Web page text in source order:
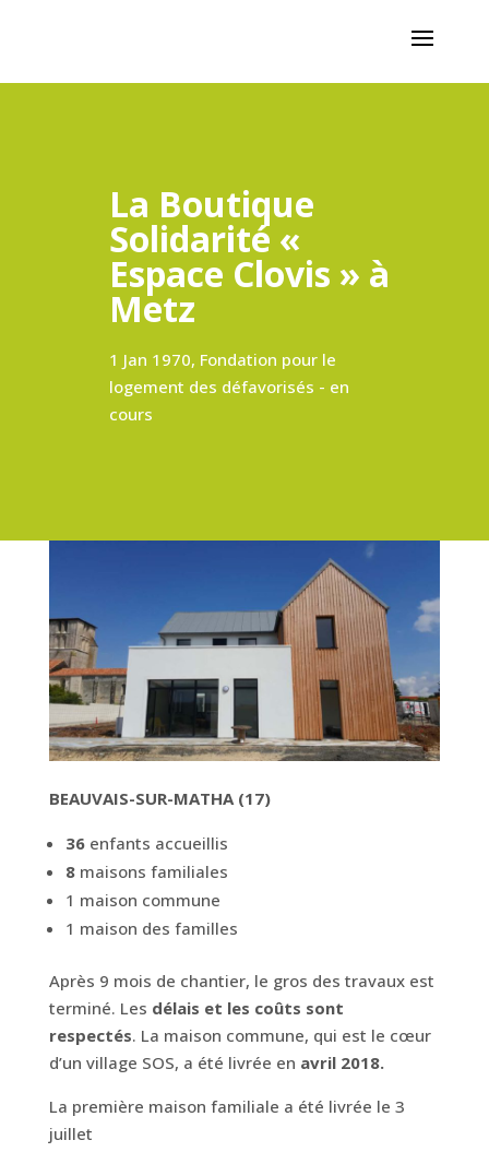
La Boutique
Solidarité «
Espace Clovis » à
Metz
1 Jan 1970, Fondation pour le
logement des défavorisés - en
cours
BEAUVAIS-SUR-MATHA (17)
36enfants accueillis
8 maisons familiales
1 maison commune
1 maison des familles
Après 9 mois de chantier, le gros des travaux est
terminé. Les délais et les coûts sont
respectés. La maison commune, qui est le cœur
d’un village SOS, a été livrée en avril 2018.
La première maison familiale a été livrée le 3
juillet